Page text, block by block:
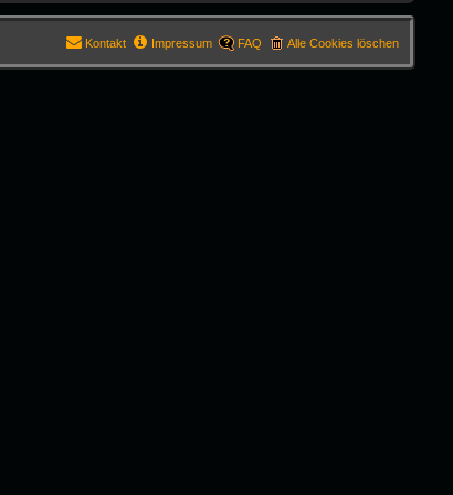
Alle Cookies löschen
FAQ
Impressum
Kontakt